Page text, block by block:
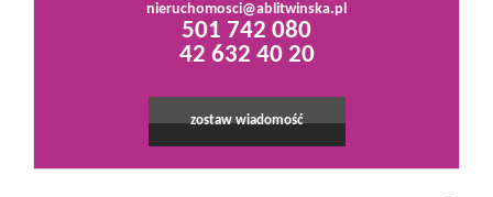
nieruchomosci@ablitwinska.pl
501 742 080
42 632 40 20
zostaw wiadomość